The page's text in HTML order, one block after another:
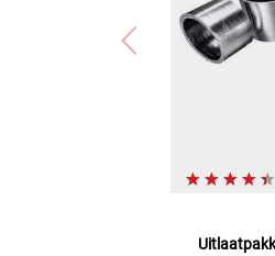
Sym FIDDLE III 125
Kymco NEW PEOPLE
Honda SUPER CUB
Kymco CURIO 50
Sym EURO MX 125